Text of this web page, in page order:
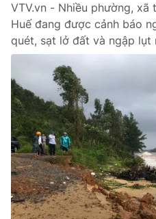
Emagazine
Photo
Video
VTV Money
VTV Sức khoẻ
Thị trường 24h
VTV.vn - Nhiều phường, xã
Huế đang được cảnh báo
quét, sạt lở đất và ngập lụt